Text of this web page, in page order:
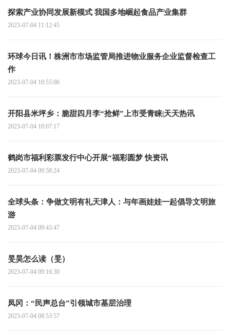
探索产业协同发展新模式 我国多地崛起食品产业集群
2023-07-04 11:12:45
环球今日讯！株洲市市场监管局推进物业服务企业监督检查工
作
2023-07-04 10:55:06
开阳县米坪乡：脆甜四月李“抢鲜”上市受青睐|天天热讯
2023-07-04 10:07:17
鹤岗市福利彩票发行中心开展“福彩圆梦 快资讯
2023-07-04 09:58:24
全球头条：争做文明有礼天津人：与年画娃娃一起倡导文明旅
游
2023-07-04 09:43:47
旻昊怎么读（旻）
2023-07-04 09:16:30
凤冈：“民声总台”引领城市基层治理
2023-07-04 08:53:57